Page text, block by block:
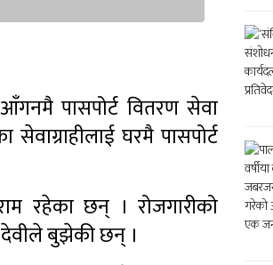
पासपोर्ट वितरण सेवा
घरमै पासपोर्ट
रहेका छन् । रोजगारीको
देवीले बुझेकी छन् ।